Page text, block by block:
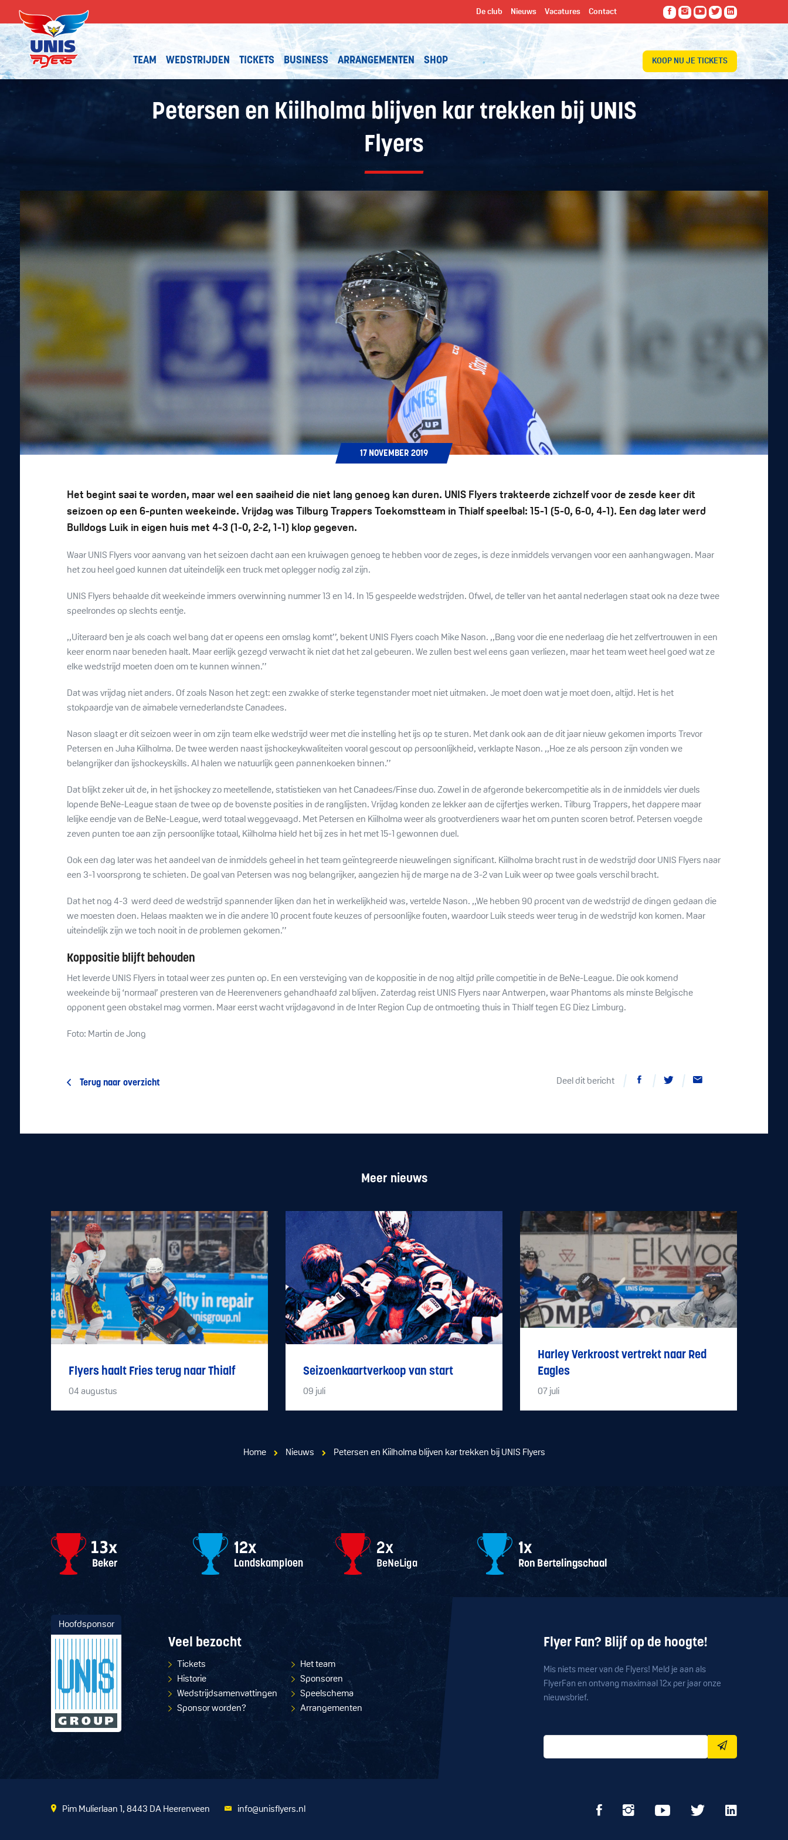
De club Nieuws Vacatures Contact
TEAM WEDSTRIJDEN TICKETS BUSINESS ARRANGEMENTEN SHOP KOOP NU JE TICKETS
Petersen en Kiilholma blijven kar trekken bij UNIS
Flyers
17 NOVEMBER 2019
Het begint saai te worden, maar wel een saaiheid die niet lang genoeg kan duren. UNIS Flyers trakteerde zichzelf voor de zesde keer dit
seizoen op een 6-punten weekeinde. Vrijdag was Tilburg Trappers Toekomstteam in Thialf speelbal: 15-1 (5-0, 6-0, 4-1). Een dag later werd
Bulldogs Luik in eigen huis met 4-3 (1-0, 2-2, 1-1) klop gegeven.
Waar UNIS Flyers voor aanvang van het seizoen dacht aan een kruiwagen genoeg te hebben voor de zeges, is deze inmiddels vervangen voor een aanhangwagen. Maar
het zou heel goed kunnen dat uiteindelijk een truck met oplegger nodig zal zijn.
UNIS Flyers behaalde dit weekeinde immers overwinning nummer 13 en 14. In 15 gespeelde wedstrijden. Ofwel, de teller van het aantal nederlagen staat ook na deze twee
speelrondes op slechts eentje.
,,Uiteraard ben je als coach wel bang dat er opeens een omslag komt’’, bekent UNIS Flyers coach Mike Nason. ,,Bang voor die ene nederlaag die het zelfvertrouwen in een
keer enorm naar beneden haalt. Maar eerlijk gezegd verwacht ik niet dat het zal gebeuren. We zullen best wel eens gaan verliezen, maar het team weet heel goed wat ze
elke wedstrijd moeten doen om te kunnen winnen.’’
Dat was vrijdag niet anders. Of zoals Nason het zegt: een zwakke of sterke tegenstander moet niet uitmaken. Je moet doen wat je moet doen, altijd. Het is het
stokpaardje van de aimabele vernederlandste Canadees.
Nason slaagt er dit seizoen weer in om zijn team elke wedstrijd weer met die instelling het ijs op te sturen. Met dank ook aan de dit jaar nieuw gekomen imports Trevor
Petersen en Juha Kiilholma. De twee werden naast ijshockeykwaliteiten vooral gescout op persoonlijkheid, verklapte Nason. ,,Hoe ze als persoon zijn vonden we
belangrijker dan ijshockeyskills. Al halen we natuurlijk geen pannenkoeken binnen.’’
Dat blijkt zeker uit de, in het ijshockey zo meetellende, statistieken van het Canadees/Finse duo. Zowel in de afgeronde bekercompetitie als in de inmiddels vier duels
lopende BeNe-League staan de twee op de bovenste posities in de ranglijsten. Vrijdag konden ze lekker aan de cijfertjes werken. Tilburg Trappers, het dappere maar
lelijke eendje van de BeNe-League, werd totaal weggevaagd. Met Petersen en Kiilholma weer als grootverdieners waar het om punten scoren betrof. Petersen voegde
zeven punten toe aan zijn persoonlijke totaal, Kiilholma hield het bij zes in het met 15-1 gewonnen duel.
Ook een dag later was het aandeel van de inmiddels geheel in het team geïntegreerde nieuwelingen significant. Kiilholma bracht rust in de wedstrijd door UNIS Flyers naar
een 3-1 voorsprong te schieten. De goal van Petersen was nog belangrijker, aangezien hij de marge na de 3-2 van Luik weer op twee goals verschil bracht.
Dat het nog 4-3 werd deed de wedstrijd spannender lijken dan het in werkelijkheid was, vertelde Nason. ,,We hebben 90 procent van de wedstrijd de dingen gedaan die
we moesten doen. Helaas maakten we in die andere 10 procent foute keuzes of persoonlijke fouten, waardoor Luik steeds weer terug in de wedstrijd kon komen. Maar
uiteindelijk zijn we toch nooit in de problemen gekomen.’’
Koppositie blijft behouden
Het leverde UNIS Flyers in totaal weer zes punten op. En een versteviging van de koppositie in de nog altijd prille competitie in de BeNe-League. Die ook komend
weekeinde bij ‘normaal’ presteren van de Heerenveners gehandhaafd zal blijven. Zaterdag reist UNIS Flyers naar Antwerpen, waar Phantoms als minste Belgische
opponent geen obstakel mag vormen. Maar eerst wacht vrijdagavond in de Inter Region Cup de ontmoeting thuis in Thialf tegen EG Diez Limburg.
Foto: Martin de Jong
Terug naar overzicht Deel dit bericht
Meer nieuws
Flyers haalt Fries terug naar Thialf
04 augustus
Seizoenkaartverkoop van start
09 juli
Harley Verkroost vertrekt naar Red
Eagles
07 juli
Home Nieuws Petersen en Kiilholma blijven kar trekken bij UNIS Flyers
Hoofdsponsor
Veel bezocht
Tickets
Het team
Historie
Sponsoren
Wedstrijdsamenvattingen
Speelschema
Sponsor worden?
Arrangementen
Flyer Fan? Blijf op de hoogte!
Mis niets meer van de Flyers! Meld je aan als
FlyerFan en ontvang maximaal 12x per jaar onze
nieuwsbrief.
Pim Mulierlaan 1, 8443 DA Heerenveen info@unisflyers.nl